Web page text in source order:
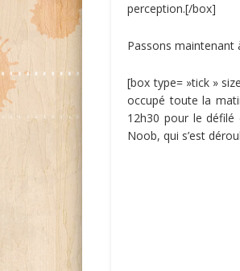
perception.[/box]
Passons maintenant
[box type= »tick »
occupé toute la
12h30 pour le défilé
Noob, qui s’est